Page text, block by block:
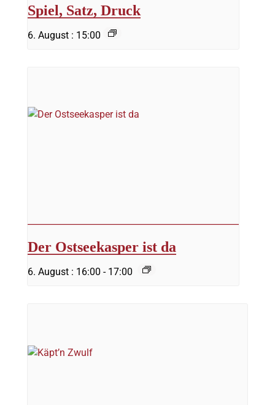
Spiel, Satz, Druck
6. August : 15:00
Der Ostseekasper ist da
6. August : 16:00 - 17:00